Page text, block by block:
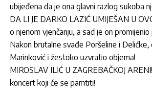
ubijeđena da je ona glavni razlog sukoba
DA LI JE DARKO LAZIĆ UMIJEŠAN U
o njenom vjenčanju, a sad je on promijenio
Nakon brutalne svađe Poršeline i Delićke,
Marinković i žestoko uzvratio objema!
MIROSLAV ILIĆ U ZAGREBAČKOJ
koncert koji će se pamtiti!